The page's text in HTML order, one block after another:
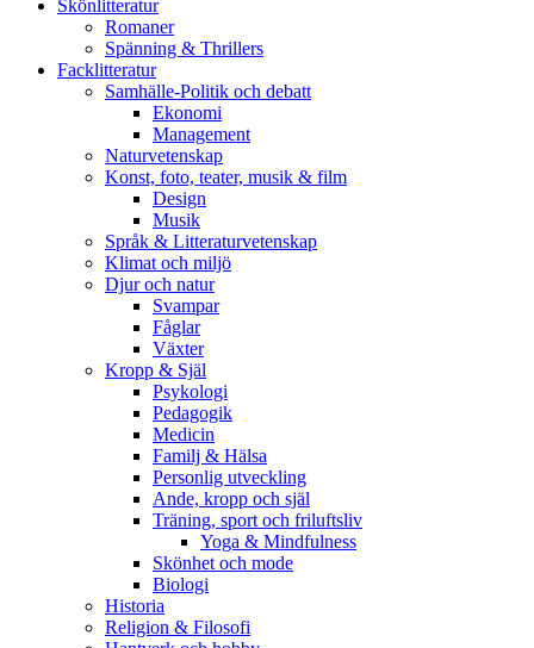
Skönlitteratur
Romaner
Spänning & Thrillers
Facklitteratur
Samhälle-Politik och debatt
Ekonomi
Management
Naturvetenskap
Konst, foto, teater, musik & film
Design
Musik
Språk & Litteraturvetenskap
Klimat och miljö
Djur och natur
Svampar
Fåglar
Växter
Kropp & Själ
Psykologi
Pedagogik
Medicin
Familj & Hälsa
Personlig utveckling
Ande, kropp och själ
Träning, sport och friluftsliv
Yoga & Mindfulness
Skönhet och mode
Biologi
Historia
Religion & Filosofi